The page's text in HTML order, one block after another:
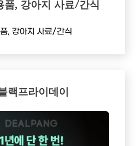
품, 강아지 사료/간식
랙프라이데이